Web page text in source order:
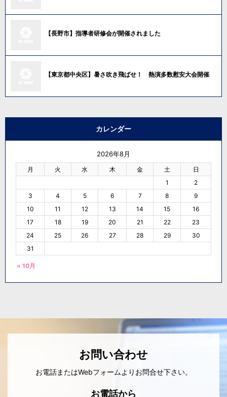
【長野市】指導者研修会が開催されました
【東京都中央区】暑さ吹き飛ばせ！ 熱演多数慰安大会開催
カレンダー
2026年8月
月 火 水 木 金 土 日
« 10月
1
2
3
4 5 6 7 8
9
10
11 12 13 14 15
16
17
18 19 20 21 22
23
24
25 26 27 28 29
30
31
お問い合わせ
お電話またはWebフォームよりお問合せ下さい。
お電話から